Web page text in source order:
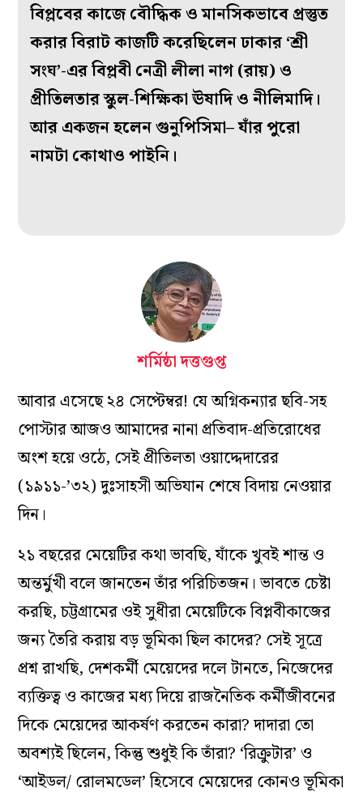
বিপ্লবের কাজে বৌদ্ধিক ও মানসিকভাবে প্রস্তুত
করার বিরাট কাজটি করেছিলেন ঢাকার ‘শ্রী
সংঘ’-এর বিপ্লবী নেত্রী লীলা নাগ (রায়) ও
প্রীতিলতার স্কুল-শিক্ষিকা ঊষাদি ও নীলিমাদি।
আর একজন হলেন গুনুপিসিমা– যাঁর পুরো
নামটা কোথাও পাইনি।
শর্মিষ্ঠা দত্তগুপ্ত
আবার এসেছে ২৪ সেপ্টেম্বর! যে অগ্নিকন্যার ছবি-সহ
পোস্টার আজও আমাদের নানা প্রতিবাদ-প্রতিরোধের
অংশ হয়ে ওঠে, সেই প্রীতিলতা ওয়াদ্দেদারের
(১৯১১-’৩২) দুঃসাহসী অভিযান শেষে বিদায় নেওয়ার
দিন।
২১ বছরের মেয়েটির কথা ভাবছি, যাঁকে খুবই শান্ত ও
অন্তর্মুখী বলে জানতেন তাঁর পরিচিতজন। ভাবতে চেষ্টা
করছি, চট্টগ্রামের ওই সুধীরা মেয়েটিকে বিপ্লবীকাজের
জন্য তৈরি করায় বড় ভূমিকা ছিল কাদের? সেই সূত্রে
প্রশ্ন রাখছি, দেশকর্মী মেয়েদের দলে টানতে, নিজেদের
ব্যক্তিত্ব ও কাজের মধ্য দিয়ে রাজনৈতিক কর্মীজীবনের
দিকে মেয়েদের আকর্ষণ করতেন কারা? দাদারা তো
অবশ্যই ছিলেন, কিন্তু শুধুই কি তাঁরা? ‘রিক্রুটার’ ও
‘আইডল/ রোলমডেল’ হিসেবে মেয়েদের কোনও ভূমিকা